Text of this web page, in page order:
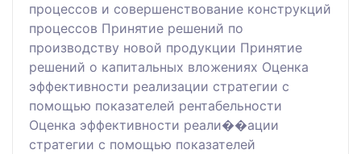
процессов и совершенствование конструкций
процессов Принятие решений по
производству новой продукции Принятие
решений о капитальных вложениях Оценка
эффективности реализации стратегии с
помощью показателей рентабельности
Оценка эффективности реали��ации
стратегии с помощью показателей